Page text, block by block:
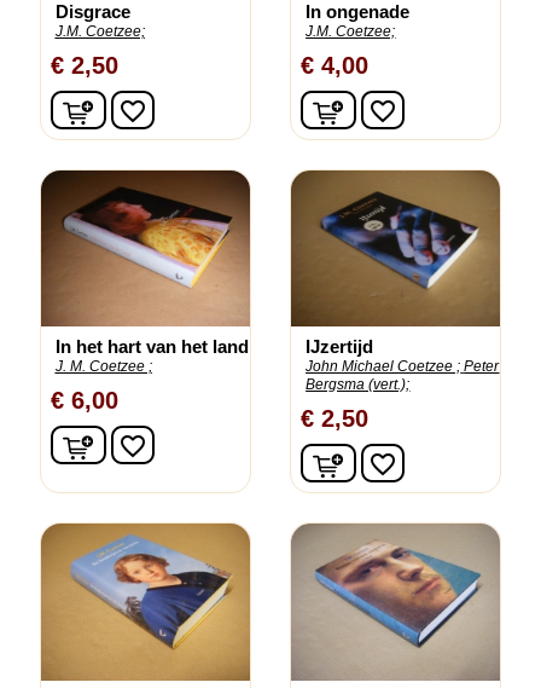
Disgrace
J.M. Coetzee;
€ 2,50
In winkelwagen
favorite_border
In ongenade
J.M. Coetzee;
€ 4,00
In winkelwagen
favorite_border
In het hart van het land
J. M. Coetzee ;
€ 6,00
In winkelwagen
favorite_border
IJzertijd
John Michael Coetzee ; Peter
Bergsma (vert.);
€ 2,50
In winkelwagen
favorite_border